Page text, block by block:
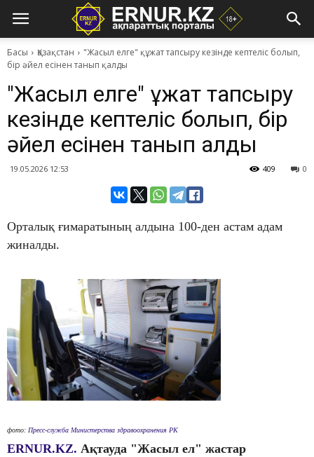
Басы Қазақстан
"Жасыл елге" құжат тапсыру кезінде кептеліс болып,
бір әйел есінен танып қалды
"Жасыл елге" құжат тапсыру
кезінде кептеліс болып, бір
әйел есінен танып қалды
19.05.2026 12:53 0
409
Орталық ғимаратының алдына 100-ден астам адам
жиналды.
фото: Пресс-служба Министерства здравоохранения РК
ERNUR.KZ. Ақтауда "Жасыл ел" жастар